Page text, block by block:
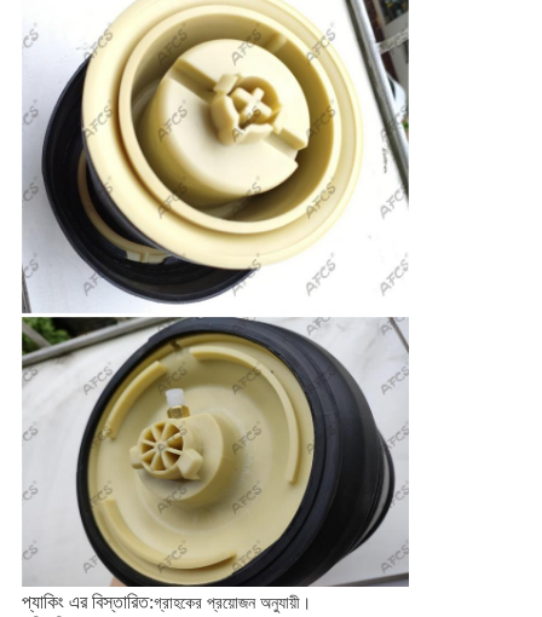
প্যাকিং এর বিস্তারিত:গ্রাহকের প্রয়োজন অনুযায়ী।